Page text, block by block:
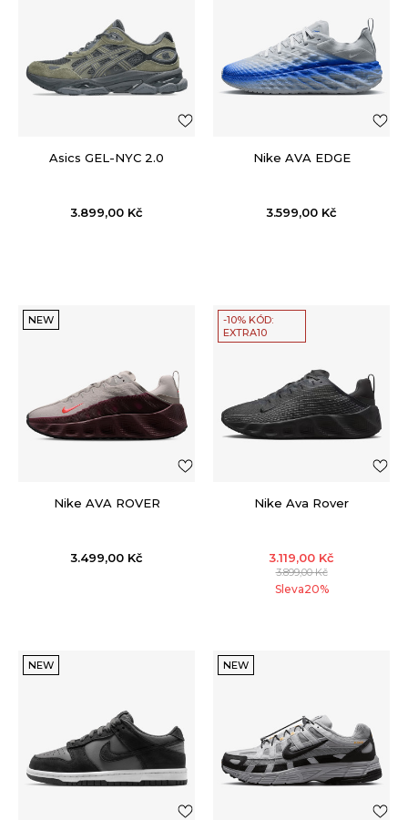
Asics GEL-NYC 2.0
3.899,00 Kč
Nike AVA EDGE
3.599,00 Kč
NEW
Nike AVA ROVER
3.499,00 Kč
-10% KÓD:
EXTRA10
Nike Ava Rover
3.119,00 Kč
3.899,00Kč
Sleva20%
NEW NEW